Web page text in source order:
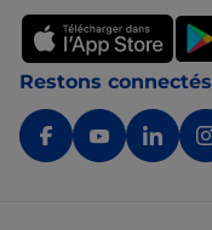
Restons connectés